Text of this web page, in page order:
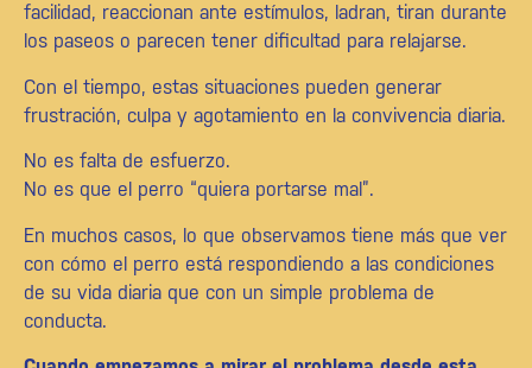
facilidad, reaccionan ante estímulos, ladran, tiran durante
los paseos o parecen tener dificultad para relajarse.
Con el tiempo, estas situaciones pueden generar
frustración, culpa y agotamiento en la convivencia diaria.
No es falta de esfuerzo.
No es que el perro “quiera portarse mal”.
En muchos casos, lo que observamos tiene más que ver
con cómo el perro está respondiendo a las condiciones
de su vida diaria que con un simple problema de
conducta.